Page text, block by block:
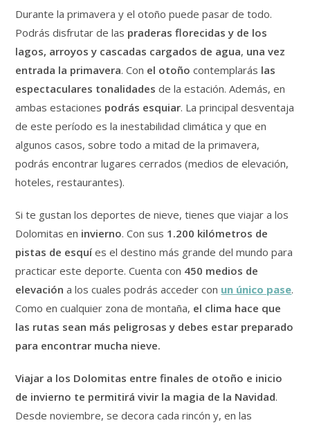
Durante la primavera y el otoño puede pasar de todo.
Podrás disfrutar de las praderas florecidas y de los
lagos, arroyos y cascadas cargados de agua, una vez
entrada la primavera. Con el otoño contemplarás las
espectaculares tonalidades de la estación. Además, en
ambas estaciones podrás esquiar. La principal desventaja
de este período es la inestabilidad climática y que en
algunos casos, sobre todo a mitad de la primavera,
podrás encontrar lugares cerrados (medios de elevación,
hoteles, restaurantes).
Si te gustan los deportes de nieve, tienes que viajar a los
Dolomitas en invierno. Con sus 1.200 kilómetros de
pistas de esquí es el destino más grande del mundo para
practicar este deporte. Cuenta con 450 medios de
elevación a los cuales podrás acceder con un único pase.
Como en cualquier zona de montaña, el clima hace que
las rutas sean más peligrosas y debes estar preparado
para encontrar mucha nieve.
Viajar a los Dolomitas entre finales de otoño e inicio
de invierno te permitirá vivir la magia de la Navidad.
Desde noviembre, se decora cada rincón y, en las